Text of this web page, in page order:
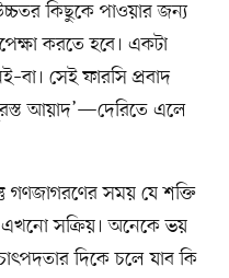
কিছুকে পাওয়ার জন্য
করতে হবে। একটা
সেই ফারসি প্রবাদ
আয়াদ’—দেরিতে এলে
গণজাগরণের সময় যে শক্তি
এখনো সক্রিয়। অনেকে ভয়
দিকে চলে যাব কি